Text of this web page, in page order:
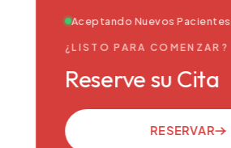
Aceptando Nuevos Pacientes
¿LISTO PARA COMENZAR?
Reserve su Cita
RESERVAR